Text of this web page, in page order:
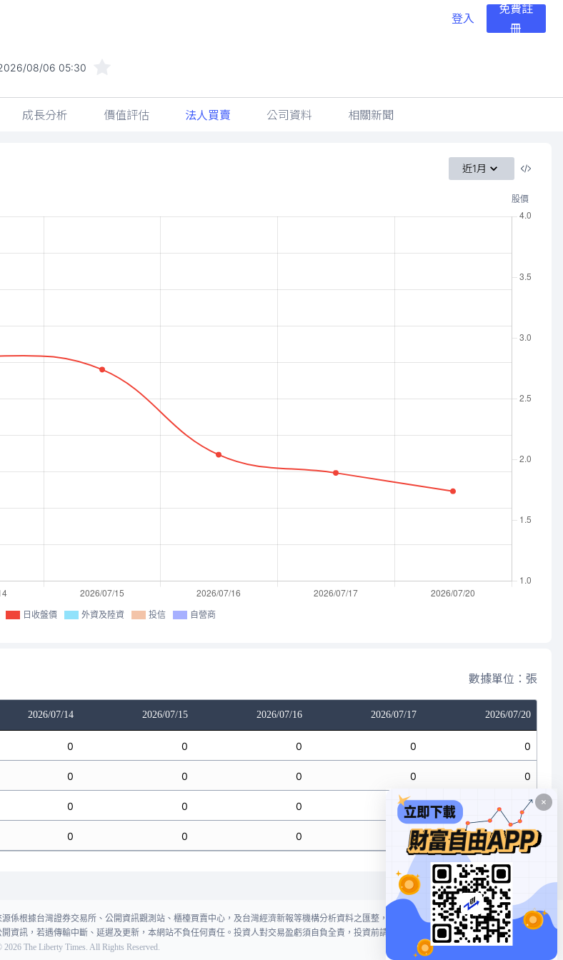
登入
免費註
冊
08/06 05:30
成長分析 價值評估 法人買賣 公司資料 相關新聞
近1月
日收盤價 外資及陸資 投信 自營商
數據單位：張
2026/07/14 2026/07/15 2026/07/16 2026/07/17 2026/07/20
0 0 0 0 0
0 0 0 0 0
0 0 0 0 0
0 0 0 0 0
係根據台灣證券交易所、公開資訊觀測站、櫃檯買賣中心，及台灣經濟新報等機構分析資料之匯整，本網站對投資人買賣不作任何建議或暗
資訊，若遇傳輸中斷、延遲及更新，本網站不負任何責任。投資人對交易盈虧須自負全責，投資前請謹慎評估風險。
2026 The Liberty Times. All Rights Reserved.